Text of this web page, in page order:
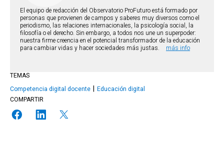
El equipo de redacción del Observatorio ProFuturo está formado por
personas que provienen de campos y saberes muy diversos como el
periodismo, las relaciones internacionales, la psicología social, la
filosofía o el derecho. Sin embargo, a todos nos une un superpoder:
nuestra firme creencia en el potencial transformador de la educación
para cambiar vidas y hacer sociedades más justas.
más info
TEMAS
Competencia digital docente
Educación digital
COMPARTIR